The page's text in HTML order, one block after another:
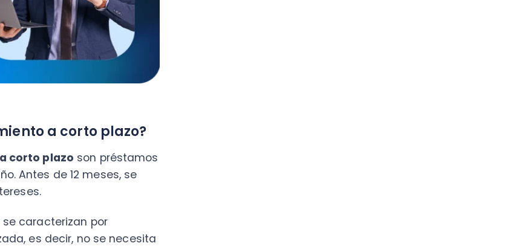
plazo
son préstamos
de 12 meses, se
por
fuentes de
van más allá de
ser un reto muy